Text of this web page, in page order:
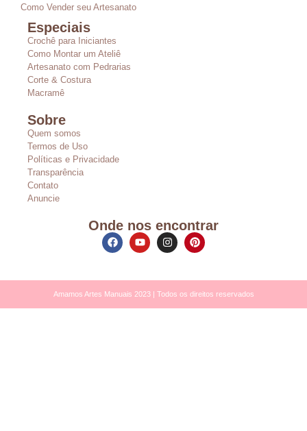
Como Vender seu Artesanato
Especiais
Crochê para Iniciantes
Como Montar um Ateliê
Artesanato com Pedrarias
Corte & Costura
Macramê
Sobre
Quem somos
Termos de Uso
Políticas e Privacidade
Transparência
Contato
Anuncie
Onde nos encontrar
Amamos Artes Manuais 2023 | Todos os direitos reservados